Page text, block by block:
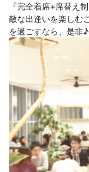
『完全着席+席替え
敵な出逢いを楽しむ
を過ごすなら、是非